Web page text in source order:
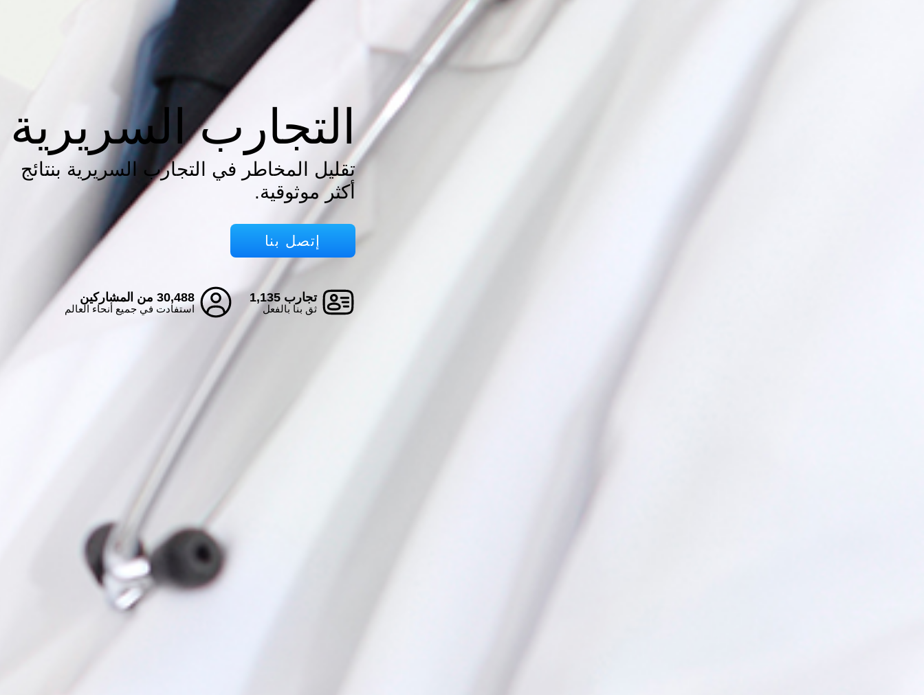
التجارب السريرية
تقليل المخاطر في التجارب السريرية بنتائج
أكثر موثوقية.
إتصل بنا
تجارب 1,135
ثق بنا بالفعل
30,488 من المشاركين
استفادت في جميع أنحاء العالم